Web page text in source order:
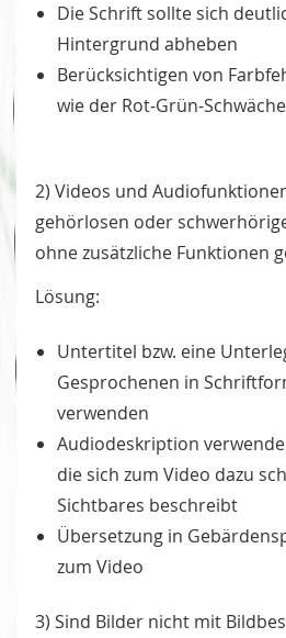
Die Schrift sollte sich
Hintergrund abheben
Berücksichtigen von
wie der Rot-Grün-Schwäche
2) Videos und
gehörlosen oder
ohne zusätzliche Funktionen
Lösung:
Untertitel bzw. eine
Gesprochenen in
verwenden
Audiodeskription
die sich zum Video dazu
Sichtbares beschreibt
Übersetzung in
zum Video
3) Sind Bilder nicht mit